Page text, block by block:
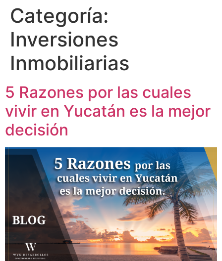
Categoría:
Inversiones
Inmobiliarias
5 Razones por las cuales
vivir en Yucatán es la mejor
decisión